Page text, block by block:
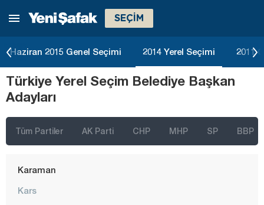
SEÇİM
Haziran 2015 Genel Seçimi 2014 Yerel Seçimi 2011
Türkiye Yerel Seçim Belediye Başkan
Adayları
Tüm Partiler AK Parti CHP MHP SP BBP
Gümüşhane
Iğdır
Isparta
Karabük
Karaman
Kars